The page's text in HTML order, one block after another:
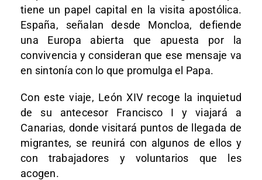
tiene un papel capital en la visita apostólica.
España, señalan desde Moncloa, defiende
una Europa abierta que apuesta por la
convivencia y consideran que ese mensaje va
en sintonía con lo que promulga el Papa.
Con este viaje, León XIV recoge la inquietud
de su antecesor Francisco I y viajará a
Canarias, donde visitará puntos de llegada de
migrantes, se reunirá con algunos de ellos y
con trabajadores y voluntarios que les
acogen.